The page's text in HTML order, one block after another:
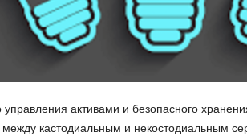
управления активами и безопасного
между кастодиальным и некостодиальным